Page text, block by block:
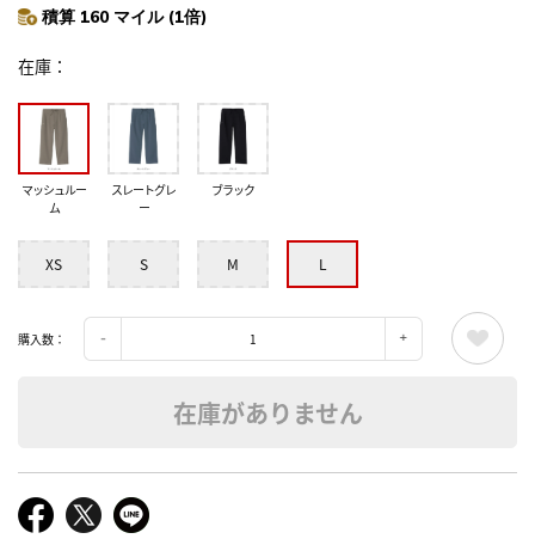
積算 160 マイル (1倍)
在庫
マッシュルー
ム
スレートグレ
ー
ブラック
XS S M L
購入数：
在庫がありません